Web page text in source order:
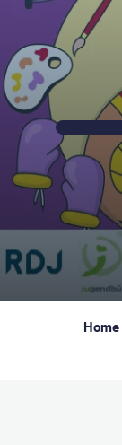
Home